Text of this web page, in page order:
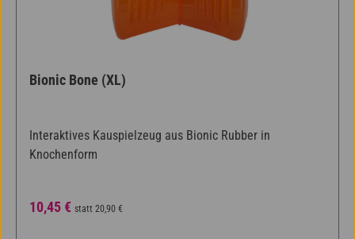
Bionic Bone (XL)
Interaktives Kauspielzeug aus Bionic Rubber in
Knochenform
Verkaufspreis:
10,45 € Regulärer Preis:
statt 20,90 €